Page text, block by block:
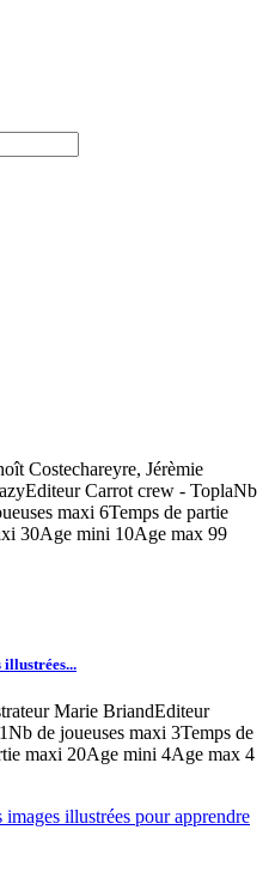
Costechareyre, Jérèmie
Carrot crew - ToplaNb
maxi 6Temps de partie
30Age mini 10Age max 99
illustrées...
Marie BriandEditeur
de joueuses maxi 3Temps de
maxi 20Age mini 4Age max 4